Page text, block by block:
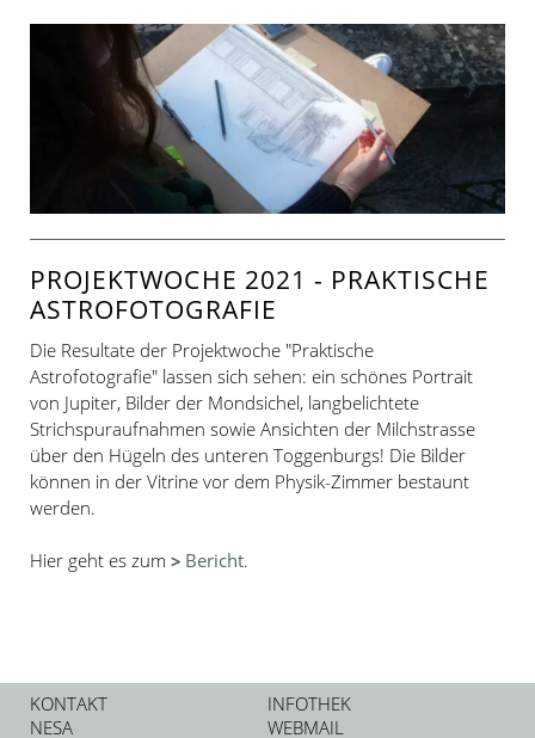
PROJEKTWOCHE 2021 - PRAKTISCHE
ASTROFOTOGRAFIE
Die Resultate der Projektwoche "Praktische
Astrofotografie" lassen sich sehen: ein schönes Portrait
von Jupiter, Bilder der Mondsichel, langbelichtete
Strichspuraufnahmen sowie Ansichten der Milchstrasse
über den Hügeln des unteren Toggenburgs! Die Bilder
können in der Vitrine vor dem Physik-Zimmer bestaunt
werden.
Hier geht es zum Bericht.
KONTAKT
INFOTHEK
NESA
WEBMAIL